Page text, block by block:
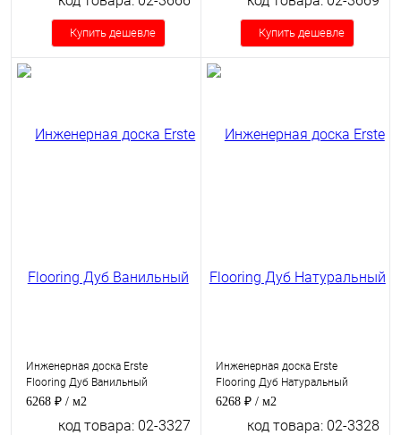
Купить дешевле Купить дешевле
Инженерная доска Erste
Flooring Дуб Ванильный
6268 ₽ / м2
код товара: 02-3327
Инженерная доска Erste
Flooring Дуб Натуральный
6268 ₽ / м2
код товара: 02-3328